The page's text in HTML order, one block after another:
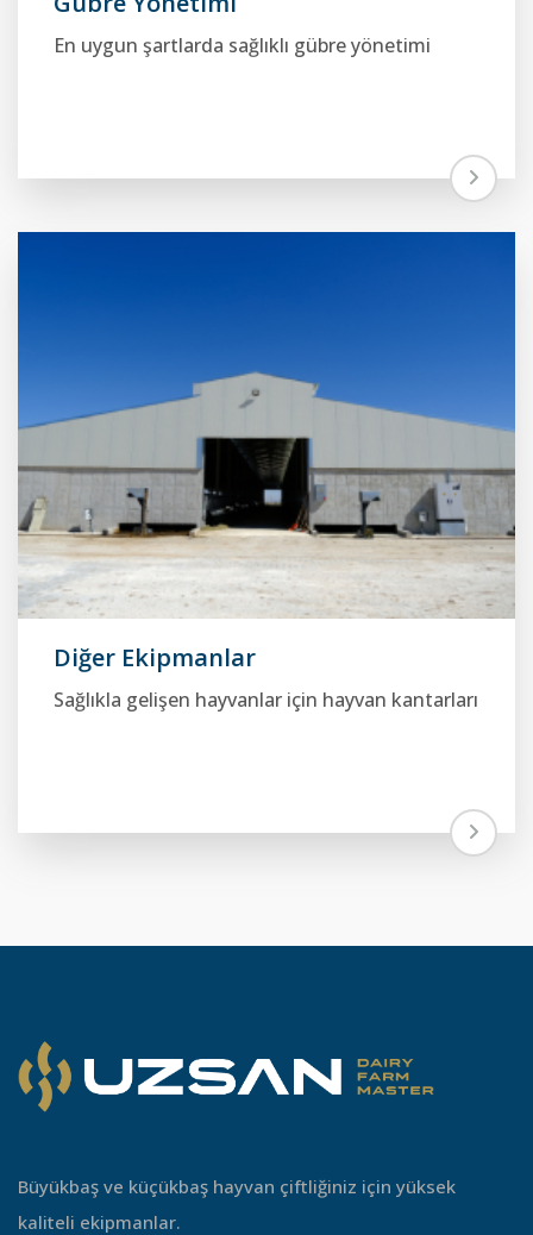
En uygun şartlarda sağlıklı gübre yönetimi
Diğer Ekipmanlar
Sağlıkla gelişen hayvanlar için hayvan kantarları
Büyükbaş ve küçükbaş hayvan çiftliğiniz için yüksek
kaliteli ekipmanlar.